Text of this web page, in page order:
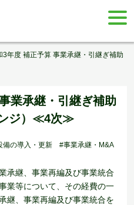
3年度 補正予算 事業承継・引継ぎ補助
業承継・引継ぎ補助
ジ）≪4次≫
備の導入・更新 #事業承継・M&A
承継、事業再編及び事業統合
業等について、その経費の一
継、事業再編及び事業統合を